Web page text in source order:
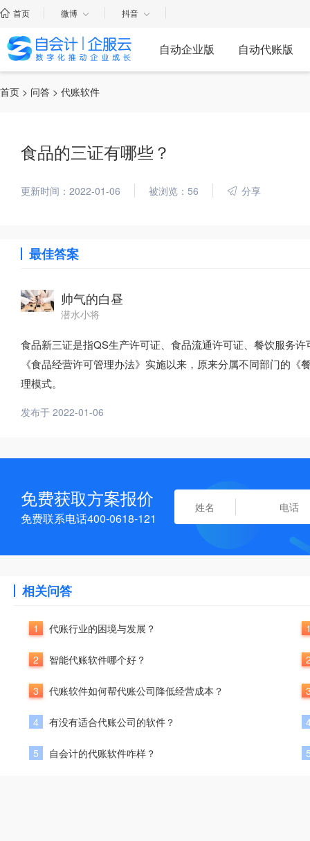
首页 微博 抖音
自动企业版 自动代账版
首页 > 问答 > 代账软件
食品的三证有哪些？
更新时间：2022-01-06 被浏览：56 分享
最佳答案
帅气的白昼
潜水小将
食品新三证是指QS生产许可证、食品流通许可证、餐饮服务
《食品经营许可管理办法》实施以来，原来分属不同部门的
理模式。
发布于 2022-01-06
免费获取方案报价
免费联系电话400-0618-121
相关问答
1 代账行业的困境与发展？
2 智能代账软件哪个好？
3 代账软件如何帮代账公司降低经营成本？
4 有没有适合代账公司的软件？
5 自会计的代账软件咋样？